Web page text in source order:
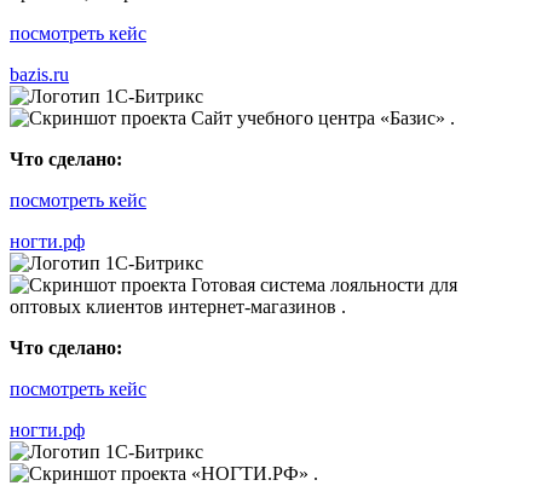
посмотреть кейс
bazis.ru
Что сделано:
посмотреть кейс
ногти.рф
Что сделано:
посмотреть кейс
ногти.рф